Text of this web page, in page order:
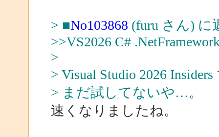
> ■No103868 (furu さん) に
>>VS2026 C#
>
> Visual Studio 2026
> まだ試してないや…。
速くなりましたね。